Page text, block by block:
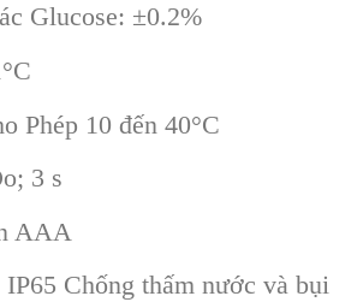
Glucose: ±0.2%
Phép 10 đến 40°C
3 s
AAA
Chống thấm nước và bụi